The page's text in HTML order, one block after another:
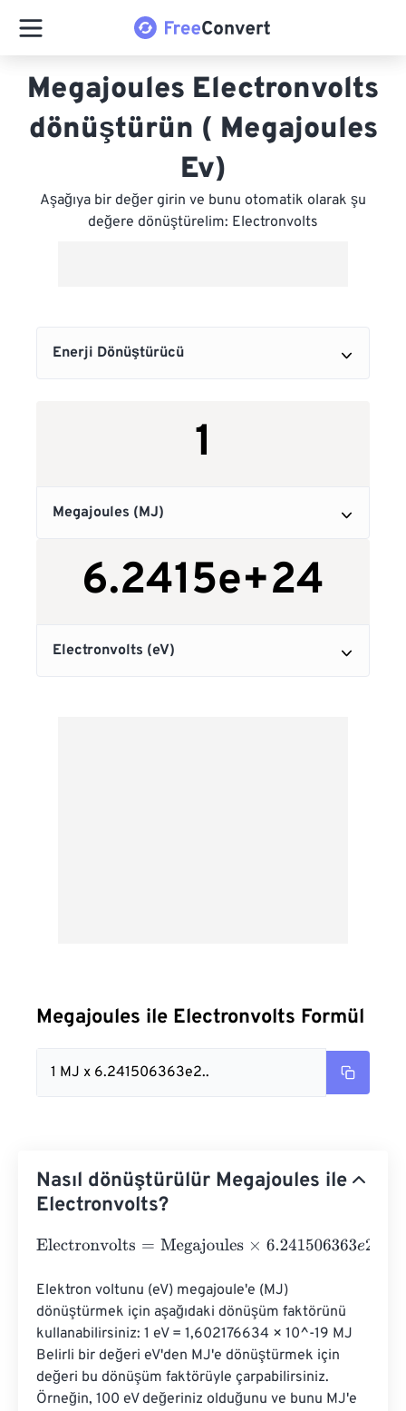
Megajoules Electronvolts
dönüştürün ( Megajoules
Ev)
Aşağıya bir değer girin ve bunu otomatik olarak şu
değere dönüştürelim: Electronvolts
Megajoules ile Electronvolts Formül
1 MJ x 6.241506363e2..
Nasıl dönüştürülür Megajoules ile
Electronvolts?
Electronvolts=Megajoules×6.241506363e24
Elektron voltunu (eV) megajoule'e (MJ)
dönüştürmek için aşağıdaki dönüşüm faktörünü
kullanabilirsiniz: 1 eV = 1,602176634 × 10^-19 MJ
Belirli bir değeri eV'den MJ'e dönüştürmek için
değeri bu dönüşüm faktörüyle çarpabilirsiniz.
Örneğin, 100 eV değeriniz olduğunu ve bunu MJ'e